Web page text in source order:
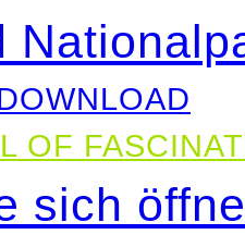
OF
sich